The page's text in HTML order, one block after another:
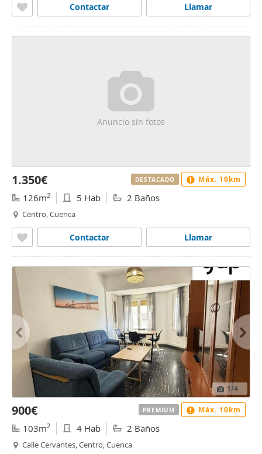
Llamar
Contactar
Anuncio sin fotos
1.350€
126m2 5 Hab 2 Baños
Centro, Cuenca
Llamar
Contactar
DESTACADO Máx. 10km
1/4
900€
103m2 4 Hab 2 Baños
Calle Cervantes, Centro, Cuenca
PREMIUM Máx. 10km